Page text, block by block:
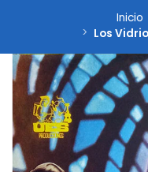
Inicio
Los